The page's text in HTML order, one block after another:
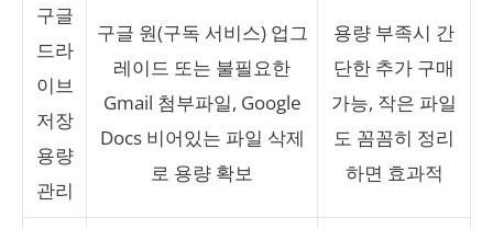
구글
드라
이브
저장
용량
관리
구글 원(구독 서비스) 업그
레이드 또는 불필요한
Gmail 첨부파일, Google
Docs 비어있는 파일 삭제
로 용량 확보
용량 부족시 간
단한 추가 구매
가능, 작은 파일
도 꼼꼼히 정리
하면 효과적